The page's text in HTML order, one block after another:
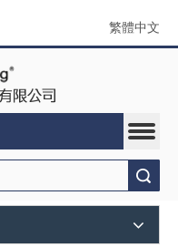
繁體中文